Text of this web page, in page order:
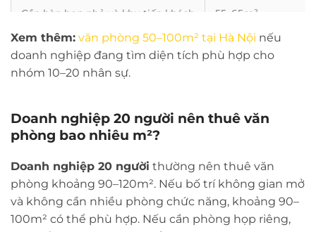
Cần bàn họp nhỏ và khu tiếp khách 55–65m²
Cần dự phòng tăng nhân sự 65–70m²
Xem thêm: văn phòng 50–100m² tại Hà Nội nếu
doanh nghiệp đang tìm diện tích phù hợp cho
nhóm 10–20 nhân sự.
Doanh nghiệp 20 người nên thuê văn
phòng bao nhiêu m²?
Doanh nghiệp 20 người thường nên thuê văn
phòng khoảng 90–120m². Nếu bố trí không gian mở
và không cần nhiều phòng chức năng, khoảng 90–
100m² có thể phù hợp. Nếu cần phòng họp riêng,